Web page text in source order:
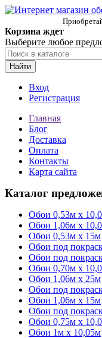
Корзина ждет
Выберите любое
Найти
Вход
Регистрация
Главная
Блог
Доставка
Оплата
Контакты
Карта сайта
Каталог
Обои 0,53м x
Обои 1,06м х
Обои 0,53м x 15м
Обои под
Обои под
Обои 0,70м x
Обои 1,06м x 25м
Обои под
Обои 1,06м x 15м
Обои под
Обои 0,75м x
Обои 1м х 10,05м